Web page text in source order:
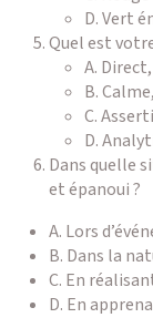
D. Vert
Quel est
A.
B.
C.
D.
Dans quelle
et épanoui ?
A. Lors
B. Dans la
C. En
D. En